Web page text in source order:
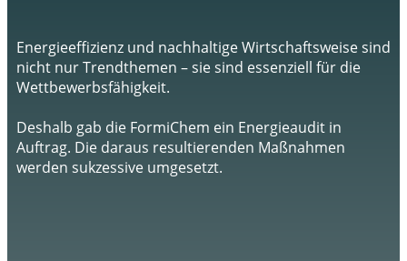
Energieeffizienz und nachhaltige Wirtschaftsweise sind
nicht nur Trendthemen – sie sind essenziell für die
Wettbewerbsfähigkeit.
Deshalb gab die FormiChem ein Energieaudit in
Auftrag. Die daraus resultierenden Maßnahmen
werden sukzessive umgesetzt.